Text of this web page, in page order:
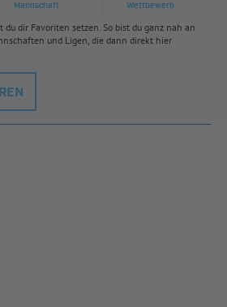
Mannschaft Wettbewerb
du dir Favoriten setzen. So bist du ganz nah an
und Ligen, die dann direkt hier